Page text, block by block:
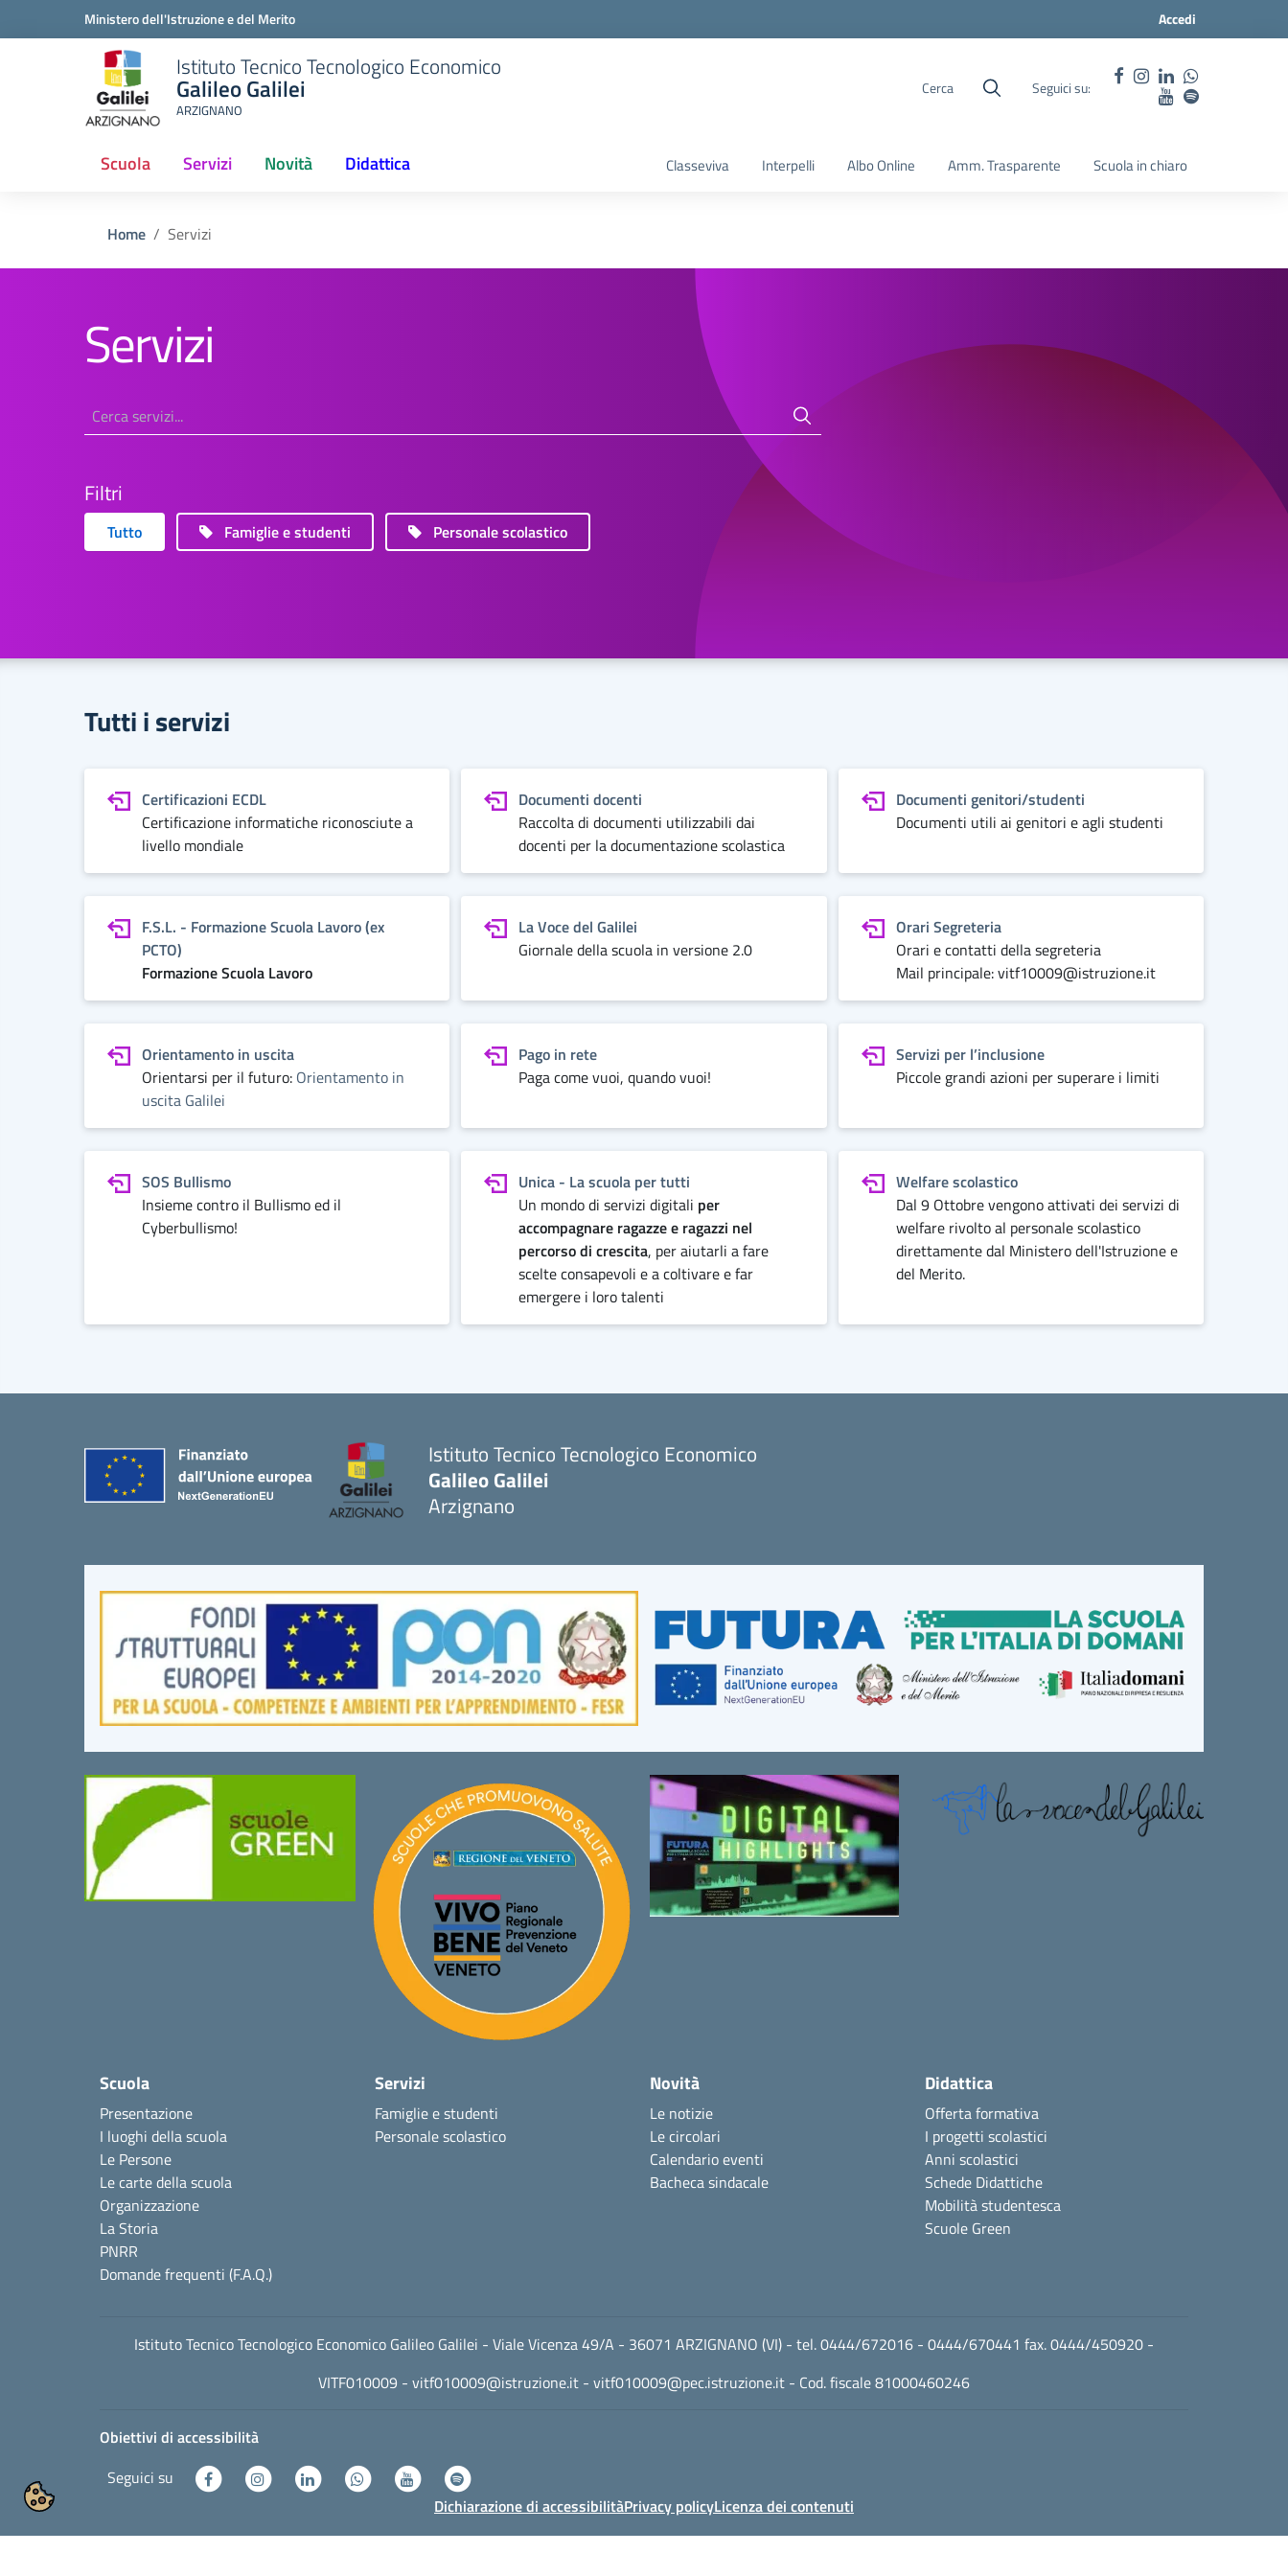
Ministero dell'Istruzione e del Merito Accedi
Istituto Tecnico Tecnologico Economico
Galileo Galilei
ARZIGNANO
Cerca Seguici su:
Scuola Servizi Novità Didattica Classeviva Interpelli Albo Online Amm. Trasparente Scuola in chiaro
Home Servizi
Servizi
Cerca servizi...
Filtri
Tutto Famiglie e studenti Personale scolastico
Tutti i servizi
Certificazioni ECDL
Certificazione informatiche riconosciute a
livello mondiale
Documenti docenti
Raccolta di documenti utilizzabili dai
docenti per la documentazione scolastica
Documenti genitori/studenti
Documenti utili ai genitori e agli studenti
F.S.L. - Formazione Scuola Lavoro (ex
PCTO)
Formazione Scuola Lavoro
La Voce del Galilei
Giornale della scuola in versione 2.0
Orari Segreteria
Orari e contatti della segreteria
Mail principale:vitf10009@istruzione.it
Orientamento in uscita
Orientarsi per il futuro: Orientamento in
uscita Galilei
Pago in rete
Paga come vuoi, quando vuoi!
Servizi per l’inclusione
Piccole grandi azioni per superare i limiti
SOS Bullismo
Insieme contro il Bullismo ed il
Cyberbullismo!
Unica - La scuola per tutti
Un mondo di servizi digitali per
accompagnare ragazze e ragazzi nel
percorso di crescita, per aiutarli a fare
scelte consapevoli e a coltivare e far
emergere i loro talenti
Welfare scolastico
Dal 9 Ottobre vengono attivati dei servizi di
welfare rivolto al personale scolastico
direttamente dal Ministero dell'Istruzione e
del Merito.
Istituto Tecnico Tecnologico Economico
Galileo Galilei
Arzignano
Scuola
Presentazione
I luoghi della scuola
Le Persone
Le carte della scuola
Organizzazione
La Storia
PNRR
Domande frequenti (F.A.Q.)
Servizi
Famiglie e studenti
Personale scolastico
Novità
Le notizie
Le circolari
Calendario eventi
Bacheca sindacale
Didattica
Offerta formativa
I progetti scolastici
Anni scolastici
Schede Didattiche
Mobilità studentesca
Scuole Green
Istituto Tecnico Tecnologico Economico Galileo Galilei - Viale Vicenza 49/A - 36071 ARZIGNANO (VI) - tel. 0444/672016 - 0444/670441 fax. 0444/450920 -
VITF010009 - vitf010009@istruzione.it - vitf010009@pec.istruzione.it - Cod. fiscale 81000460246
Obiettivi di accessibilità
Seguici su
Dichiarazione di accessibilitàPrivacy policyLicenza dei contenuti